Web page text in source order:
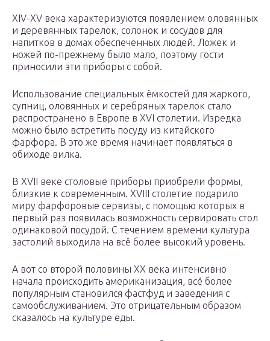
XIV-XV века характеризуются появлением оловянных
и деревянных тарелок, солонок и сосудов для
напитков в домах обеспеченных людей. Ложек и
ножей по-прежнему было мало, поэтому гости
приносили эти приборы с собой.
Использование специальных ёмкостей для жаркого,
супниц, оловянных и серебряных тарелок стало
распространено в Европе в XVI столетии. Изредка
можно было встретить посуду из китайского
фарфора. В это же время начинает появляться в
обиходе вилка.
В XVII веке столовые приборы приобрели формы,
близкие к современным. XVIII столетие подарило
миру фарфоровые сервизы, с помощью которых в
первый раз появилась возможность сервировать стол
одинаковой посудой. С течением времени культура
застолий выходила на всё более высокий уровень.
А вот со второй половины XX века интенсивно
начала происходить американизация, всё более
популярным становился фастфуд и заведения с
самообслуживанием. Это отрицательным образом
сказалось на культуре еды.